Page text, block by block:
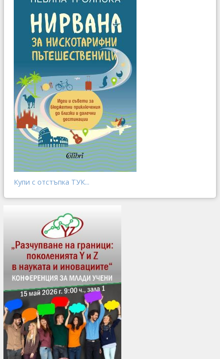
Купи с отстъпка ТУК...